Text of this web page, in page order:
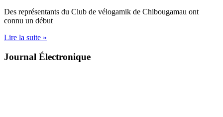
Des représentants du Club de vélogamik de Chibougamau ont
connu un début
Lire la suite »
Journal Électronique